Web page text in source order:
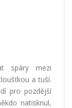
spáry mezi
a tuší.
pro pozdější
natisknul,